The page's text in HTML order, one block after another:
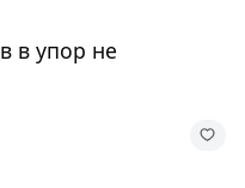
в упор не